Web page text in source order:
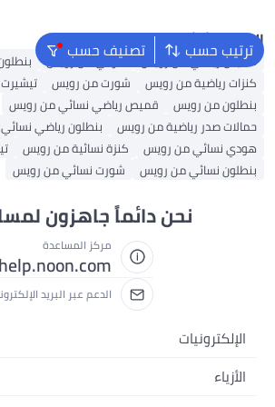
ترتيب حسب تصنيف حسب البحث الشائع
قميص رياضي من رويس هودي من رويس
كنزات رياضية من رويس
شورت من رويس
بنطلون من رويس
قميص رياضي نسائي من رويس
حمالات صدر رياضية من رويس
بنطلون رياضي
هودي نسائي من رويس
كنزة نسائية من رويس
بنطلون نسائي من رويس
شورت نسائي من رويس
نحن دائماً جاهزون
مركز المساعدة
help.noon.com
الدعم عبر البريد
الإلكترونيات
الجوالات
الأزياء